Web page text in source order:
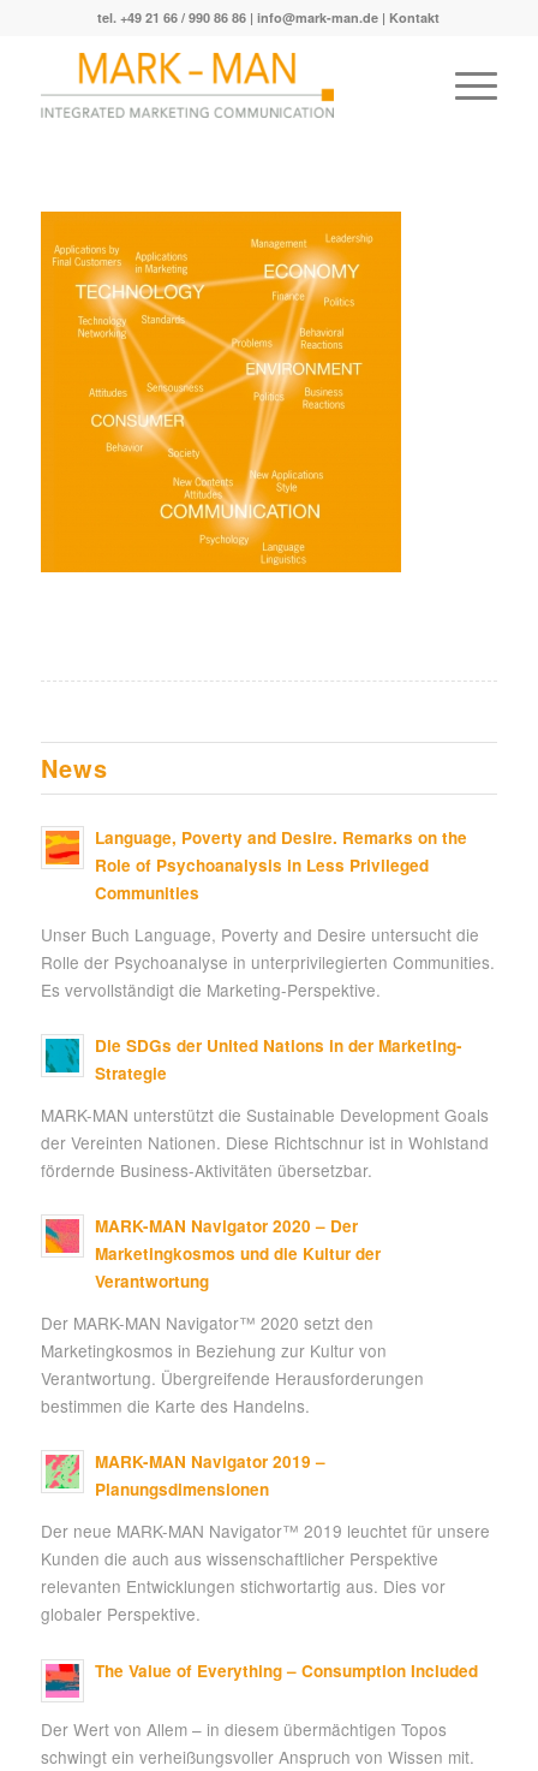
tel. +49 21 66 / 990 86 86 |info@mark-man.de | Kontakt
News
Language, Poverty and Desire. Remarks on the
Role of Psychoanalysis in Less Privileged
Communities
Unser Buch Language, Poverty and Desire untersucht die
Rolle der Psychoanalyse in unterprivilegierten Communities.
Es vervollständigt die Marketing-Perspektive.
Die SDGs der United Nations in der Marketing-
Strategie
MARK-MAN unterstützt die Sustainable Development Goals
der Vereinten Nationen. Diese Richtschnur ist in Wohlstand
fördernde Business-Aktivitäten übersetzbar.
MARK-MAN Navigator 2020 – Der
Marketingkosmos und die Kultur der
Verantwortung
Der MARK-MAN Navigator™ 2020 setzt den
Marketingkosmos in Beziehung zur Kultur von
Verantwortung. Übergreifende Herausforderungen
bestimmen die Karte des Handelns.
MARK-MAN Navigator 2019 –
Planungsdimensionen
Der neue MARK-MAN Navigator™ 2019 leuchtet für unsere
Kunden die auch aus wissenschaftlicher Perspektive
relevanten Entwicklungen stichwortartig aus. Dies vor
globaler Perspektive.
The Value of Everything – Consumption Included
Der Wert von Allem – in diesem übermächtigen Topos
schwingt ein verheißungsvoller Anspruch von Wissen mit.